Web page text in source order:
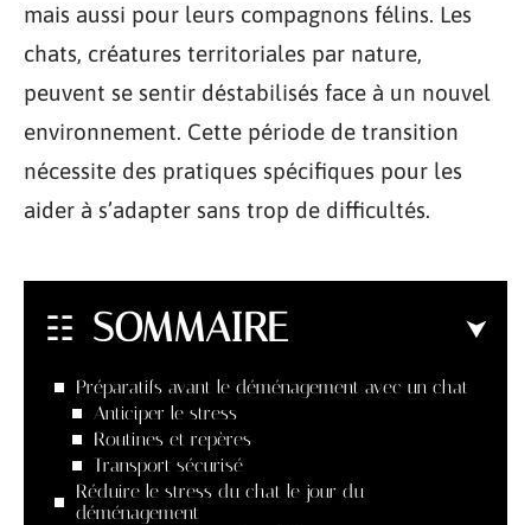
mais aussi pour leurs compagnons félins. Les
chats, créatures territoriales par nature,
peuvent se sentir déstabilisés face à un nouvel
environnement. Cette période de transition
nécessite des pratiques spécifiques pour les
aider à s’adapter sans trop de difficultés.
SOMMAIRE
Préparatifs avant le déménagement avec un chat
Anticiper le stress
Routines et repères
Transport sécurisé
Réduire le stress du chat le jour du
déménagement